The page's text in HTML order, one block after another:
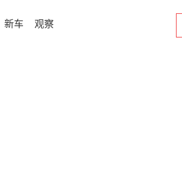
新车 观察